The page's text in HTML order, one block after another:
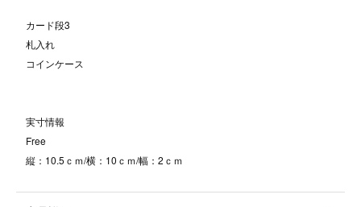
カード段3
札入れ
コインケース
実寸情報
Free
縦：10.5ｃｍ/横：10ｃｍ/幅：2ｃｍ